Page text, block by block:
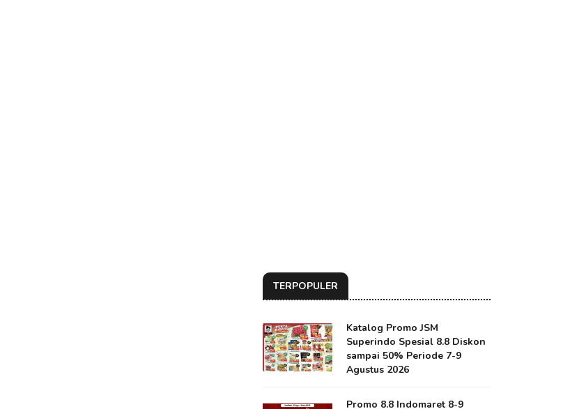
TERPOPULER
Katalog Promo JSM
Superindo Spesial 8.8 Diskon
sampai 50% Periode 7-9
Agustus 2026
Promo 8.8 Indomaret 8-9